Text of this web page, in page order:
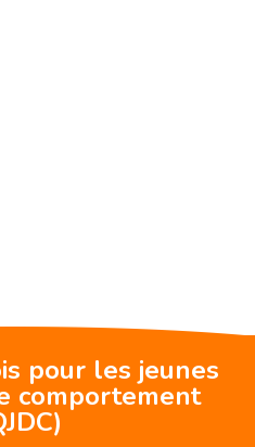
pour les jeunes
comportement